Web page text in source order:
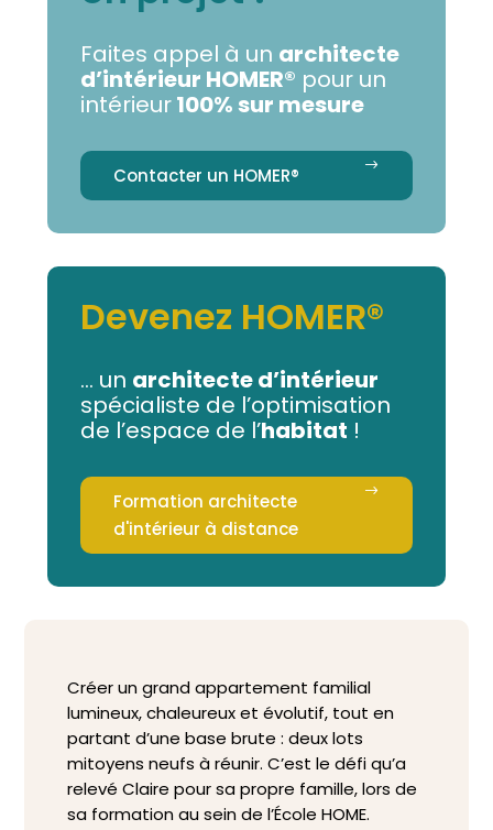
Faites appel à un architecte
d’intérieur HOMER® pour un
intérieur100% sur mesure
Contacter un HOMER®
Devenez HOMER®
... un architecte d’intérieur
spécialiste de l’optimisation
de l’espace de l’habitat !
Formation architecte
d'intérieur à distance
Créer un grand appartement familial
lumineux, chaleureux et évolutif, tout en
partant d’une base brute : deux lots
mitoyens neufs à réunir. C’est le défi qu’a
relevé Claire pour sa propre famille, lors de
sa formation au sein de l’École HOME.